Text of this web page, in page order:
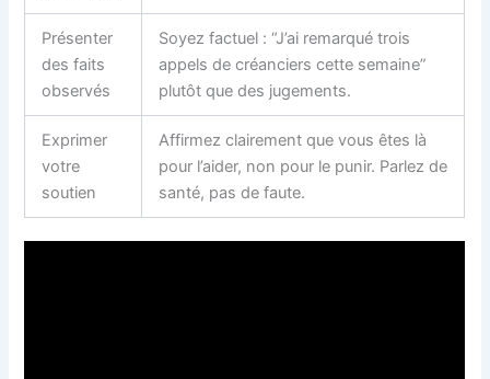
Présenter
des faits
observés
Soyez factuel : “J’ai remarqué trois
appels de créanciers cette semaine”
plutôt que des jugements.
Exprimer
votre
soutien
Affirmez clairement que vous êtes là
pour l’aider, non pour le punir. Parlez de
santé, pas de faute.